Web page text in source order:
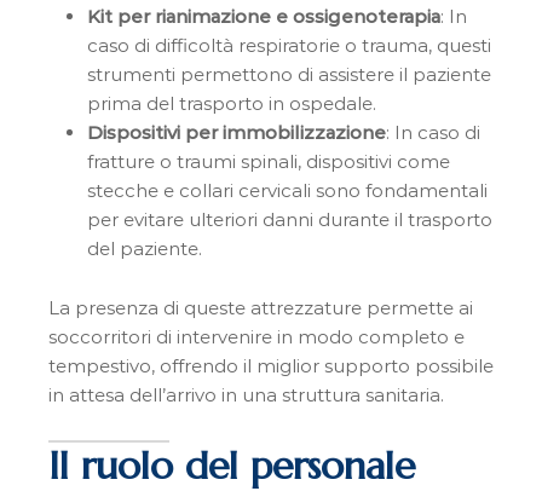
Kit per rianimazione e ossigenoterapia: In
caso di difficoltà respiratorie o trauma, questi
strumenti permettono di assistere il paziente
prima del trasporto in ospedale.
Dispositivi per immobilizzazione: In caso di
fratture o traumi spinali, dispositivi come
stecche e collari cervicali sono fondamentali
per evitare ulteriori danni durante il trasporto
del paziente.
La presenza di queste attrezzature permette ai
soccorritori di intervenire in modo completo e
tempestivo, offrendo il miglior supporto possibile
in attesa dell’arrivo in una struttura sanitaria.
Il ruolo del personale